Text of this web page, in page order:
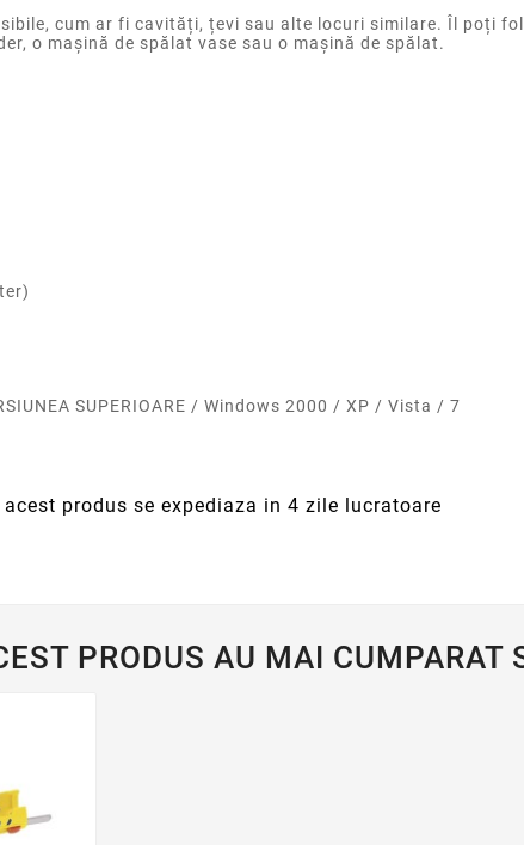
cum ar fi cavități, țevi sau alte locuri similare. Îl poți
o mașină de spălat vase sau o mașină de spălat.
SUPERIOARE / Windows 2000 / XP / Vista / 7
produs se expediaza in 4 zile lucratoare
PRODUS AU MAI CUMPARAT